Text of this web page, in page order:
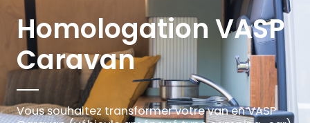
Homologation VASP
Homologation VASP
Caravan
Vous souhaitez transformer votre van en VASP